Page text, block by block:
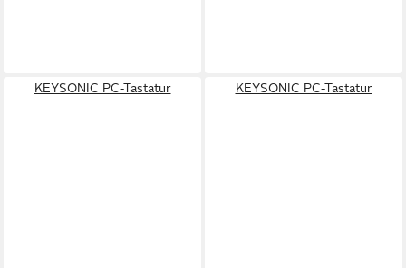
KEYSONIC PC-Tastatur KEYSONIC PC-Tastatur